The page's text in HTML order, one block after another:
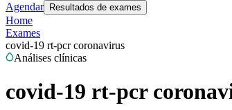
Agendar Resultados de exames
Home
Exames
covid-19 rt-pcr coronavirus
Análises clínicas
covid-19 rt-pcr